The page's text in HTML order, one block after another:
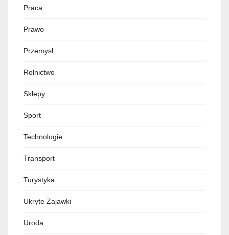
Praca
Prawo
Przemysł
Rolnictwo
Sklepy
Sport
Technologie
Transport
Turystyka
Ukryte Zajawki
Uroda